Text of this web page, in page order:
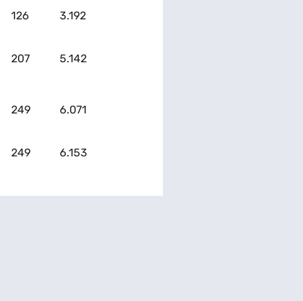
126
3.192
207 5.142
249 6.071
249 6.153